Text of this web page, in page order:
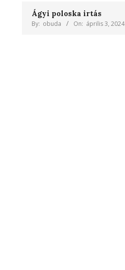
Ágyi poloska irtás
By: obuda On: április 3, 2024